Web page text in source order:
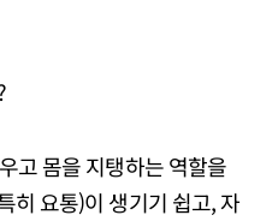
고 몸을 지탱하는 역할을
히 요통)이 생기기 쉽고, 자